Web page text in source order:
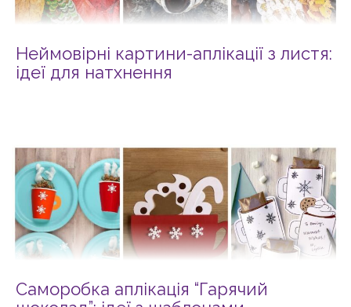
Неймовірні картини-аплікації з листя:
ідеї для натхнення
Саморобка аплікація “Гарячий